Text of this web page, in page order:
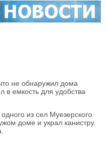
не обнаружил дома
в емкость для удобства
из сел Муезерского
доме и украл канистру.